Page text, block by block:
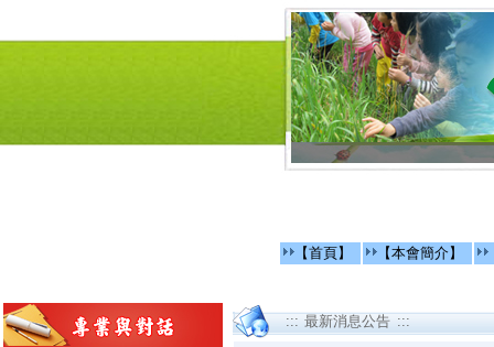
【首頁】 【本會簡介】
::: 最新消息公告 :::